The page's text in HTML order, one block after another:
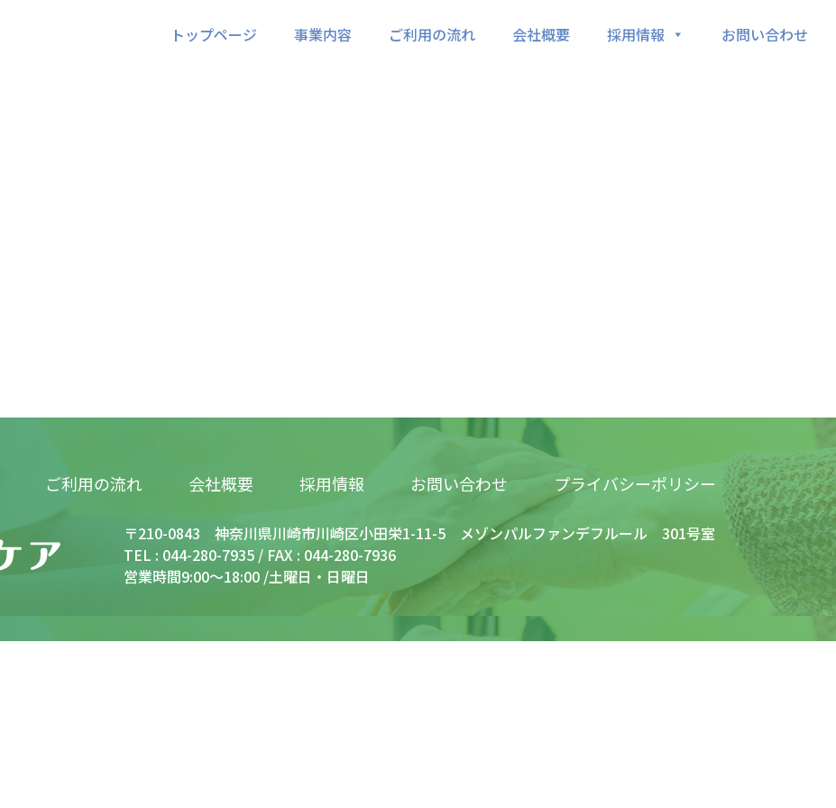
トップページ 事業内容 ご利用の流れ 会社概要 採用情報 お問い合わせ
ご利用の流れ 会社概要 採用情報 お問い合わせ プライバシーポリシー
〒210-0843 神奈川県川崎市川崎区小田栄1-11-5 メゾンパルファンデフルール 301号室
TEL : 044-280-7935 / FAX : 044-280-7936
営業時間9:00～18:00 /土曜日・日曜日